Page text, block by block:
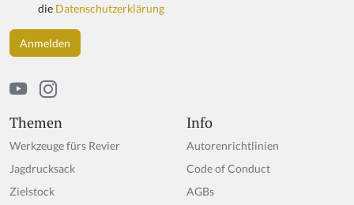
Themen
Werkzeuge fürs Revier
Jagdrucksack
Zielstock
Info
Autorenrichtlinien
Code of Conduct
AGBs
die Datenschutzerklärung